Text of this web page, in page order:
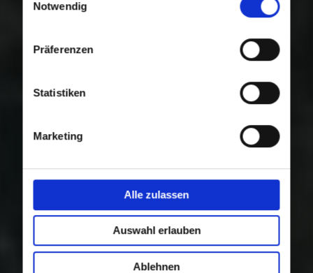
Nutzung der Dienste gesammelt haben.
Notwendig
Präferenzen
Statistiken
Marketing
Alle zulassen
Auswahl erlauben
Ablehnen